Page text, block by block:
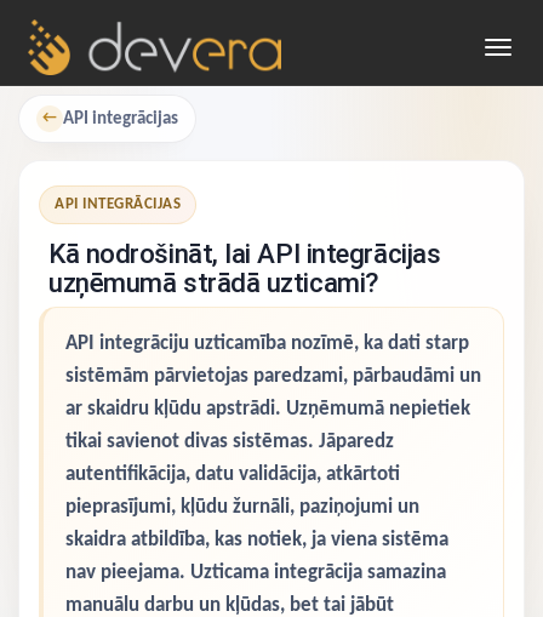
← API integrācijas
API INTEGRĀCIJAS
Kā nodrošināt, lai API integrācijas
uzņēmumā strādā uzticami?
API integrāciju uzticamība nozīmē, ka dati starp
sistēmām pārvietojas paredzami, pārbaudāmi un
ar skaidru kļūdu apstrādi. Uzņēmumā nepietiek
tikai savienot divas sistēmas. Jāparedz
autentifikācija, datu validācija, atkārtoti
pieprasījumi, kļūdu žurnāli, paziņojumi un
skaidra atbildība, kas notiek, ja viena sistēma
nav pieejama. Uzticama integrācija samazina
manuālu darbu un kļūdas, bet tai jābūt